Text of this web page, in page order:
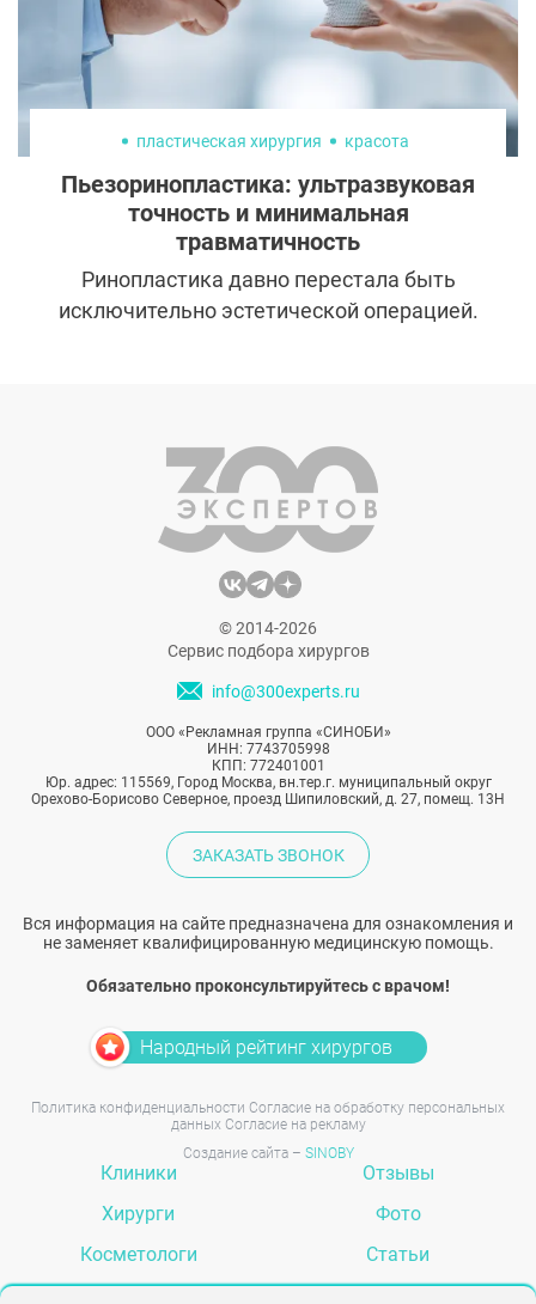
пластическая хирургия красота
Пьезоринопластика: ультразвуковая
точность и минимальная
травматичность
Ринопластика давно перестала быть
исключительно эстетической операцией.
логичным этапом развития этой области,
позволив хирургам отказаться от грубых
механических инструментов и перейти к
более контролируемой работе с костными
структурами.
© 2014-2026
Сервис подбора хирургов
info@300experts.ru
ООО «Рекламная группа «СИНОБИ»
ИНН: 7743705998
КПП: 772401001
Юр. адрес: 115569, Город Москва, вн.тер.г. муниципальный округ
Орехово-Борисово Северное, проезд Шипиловский, д. 27, помещ. 13Н
ЗАКАЗАТЬ ЗВОНОК
Вся информация на сайте предназначена для ознакомления и
не заменяет квалифицированную медицинскую помощь.
Обязательно проконсультируйтесь с врачом!
Народный рейтинг хирургов
Политика конфиденциальности Согласие на обработку персональных
данных Согласие на рекламу
Создание сайта – SINOBY
Клиники
Хирурги
Косметологи
Отзывы
Фото
Статьи